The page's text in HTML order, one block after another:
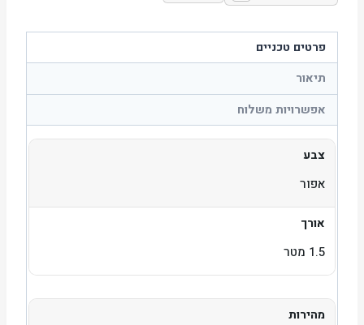
פרטים טכניים
תיאור
אפשרויות משלוח
צבע
אפור
אורך
1.5 מטר
מהירות